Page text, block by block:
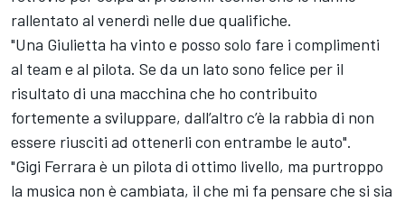
rallentato al venerdì nelle due qualifiche.
"Una Giulietta ha vinto e posso solo fare i complimenti
al team e al pilota. Se da un lato sono felice per il
risultato di una macchina che ho contribuito
fortemente a sviluppare, dall’altro c’è la rabbia di non
essere riusciti ad ottenerli con entrambe le auto".
"Gigi Ferrara è un pilota di ottimo livello, ma purtroppo
la musica non è cambiata, il che mi fa pensare che si sia